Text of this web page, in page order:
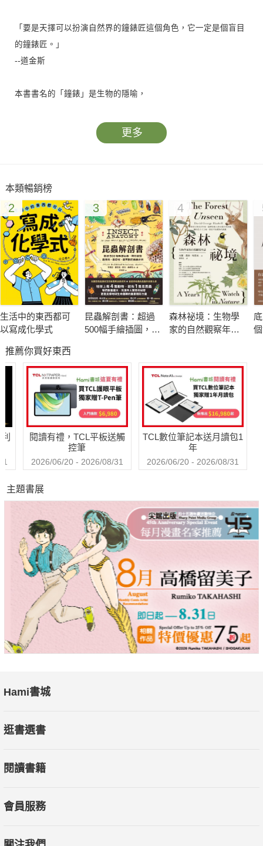
「要是天擇可以扮演自然界的鐘錶匠這個角色，它一定是個盲目
的鐘錶匠。」
--道金斯
本書書名的「鐘錶」是生物的隱喻，
「鐘錶匠」本來是「創世主」的隱喻，
不過道金斯將它轉喻「演化機制」，
也指出演化並沒有先驗的方向。
各種生物的構造與功能之所以成為現今的樣貌，
絕非偶然也非一蹴可幾，
那些看似隨機的演化過程，
卻足以構成生物體種種複雜巧妙的機制，
盲眼鐘錶匠究竟需要多大的能耐，
才能打造出各種精美的鐘錶？
讓我們跟著演化生物學大師道金斯，
一舉窺探那些關於演化、關於天擇、
瞧瞧「物競天擇，適者生存」八字箴言背後，
藏著多少生命史的祕密。
更多
本類暢銷榜
2
生活中的東西都可
以寫成化學式
3
昆蟲解剖書：超過
500幅手繪插圖，帶
蟲世界
4
森林祕境：生物學
家的自然觀察年誌
推薦你買好東西
閱讀有禮，TCL平板送觸
控筆
2026/06/20 - 2026/08/31
TCL數位筆記本送月讀包1
年
2026/06/20 - 2026/08/31
主題書展
Hami書城
逛書選書
閱讀書籍
會員服務